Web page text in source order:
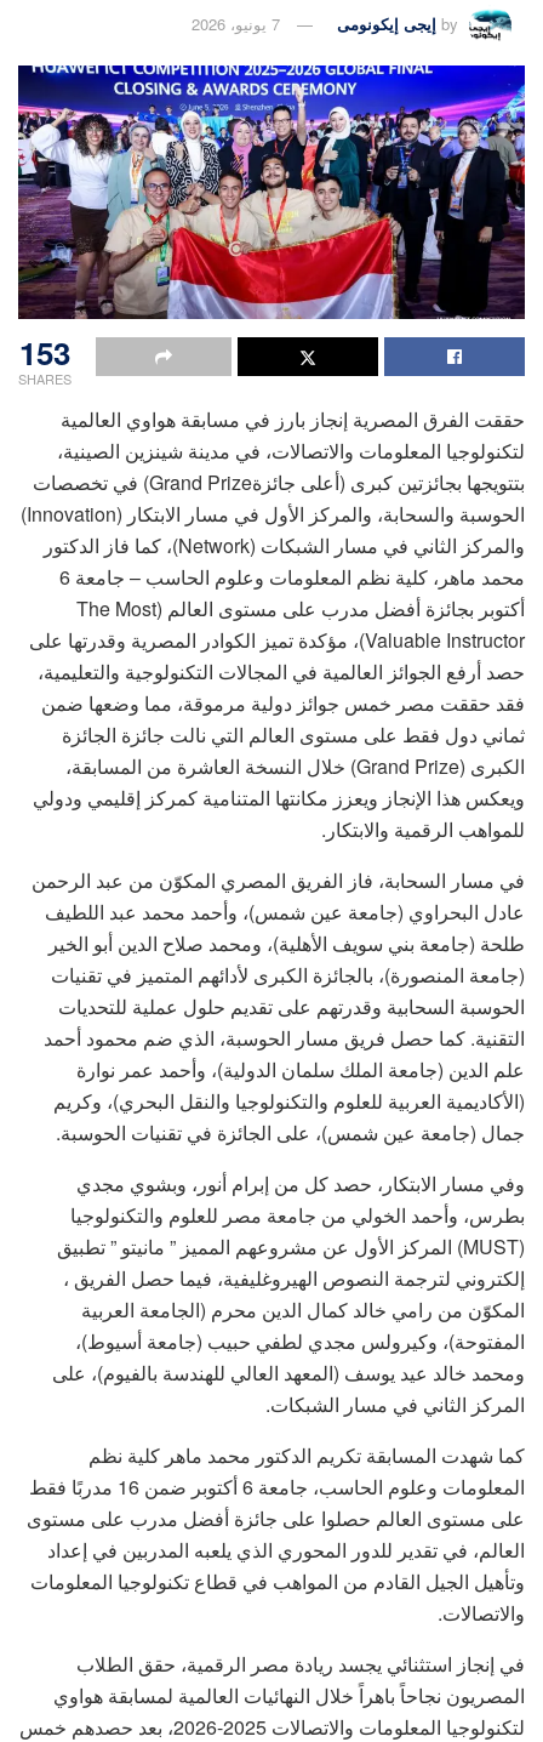
by إيجى إيكونومى 7 يونيو، 2026
153
SHARES
حققت الفرق المصرية إنجاز بارز في مسابقة هواوي العالمية
لتكنولوجيا المعلومات والاتصالات، في مدينة شينزين الصينية،
بتتويجها بجائزتين كبرى (أعلى جائزةGrand Prize) في تخصصات
الحوسبة والسحابة، والمركز الأول في مسار الابتكار (Innovation)
والمركز الثاني في مسار الشبكات (Network)، كما فاز الدكتور
محمد ماهر، كلية نظم المعلومات وعلوم الحاسب – جامعة 6
أكتوبر بجائزة أفضل مدرب على مستوى العالم (The Most
Valuable Instructor)، مؤكدة تميز الكوادر المصرية وقدرتها على
حصد أرفع الجوائز العالمية في المجالات التكنولوجية والتعليمية،
فقد حققت مصر خمس جوائز دولية مرموقة، مما وضعها ضمن
ثماني دول فقط على مستوى العالم التي نالت جائزة الجائزة
الكبرى (Grand Prize) خلال النسخة العاشرة من المسابقة،
ويعكس هذا الإنجاز ويعزز مكانتها المتنامية كمركز إقليمي ودولي
للمواهب الرقمية والابتكار.
في مسار السحابة، فاز الفريق المصري المكوّن من عبد الرحمن
عادل البحراوي (جامعة عين شمس)، وأحمد محمد عبد اللطيف
طلحة (جامعة بني سويف الأهلية)، ومحمد صلاح الدين أبو الخير
(جامعة المنصورة)، بالجائزة الكبرى لأدائهم المتميز في تقنيات
الحوسبة السحابية وقدرتهم على تقديم حلول عملية للتحديات
التقنية. كما حصل فريق مسار الحوسبة، الذي ضم محمود أحمد
علم الدين (جامعة الملك سلمان الدولية)، وأحمد عمر نوارة
(الأكاديمية العربية للعلوم والتكنولوجيا والنقل البحري)، وكريم
جمال (جامعة عين شمس)، على الجائزة في تقنيات الحوسبة.
وفي مسار الابتكار، حصد كل من إبرام أنور، وبشوي مجدي
بطرس، وأحمد الخولي من جامعة مصر للعلوم والتكنولوجيا
(MUST) المركز الأول عن مشروعهم المميز ” مانيتو ” تطبيق
إلكتروني لترجمة النصوص الهيروغليفية، فيما حصل الفريق ،
المكوّن من رامي خالد كمال الدين محرم (الجامعة العربية
المفتوحة)، وكيرولس مجدي لطفي حبيب (جامعة أسيوط)،
ومحمد خالد عيد يوسف (المعهد العالي للهندسة بالفيوم)، على
المركز الثاني في مسار الشبكات.
كما شهدت المسابقة تكريم الدكتور محمد ماهر كلية نظم
المعلومات وعلوم الحاسب، جامعة 6 أكتوبر ضمن 16 مدربًا فقط
على مستوى العالم حصلوا على جائزة أفضل مدرب على مستوى
العالم، في تقدير للدور المحوري الذي يلعبه المدربين في إعداد
وتأهيل الجيل القادم من المواهب في قطاع تكنولوجيا المعلومات
والاتصالات.
في إنجاز استثنائي يجسد ريادة مصر الرقمية، حقق الطلاب
المصريون نجاحاً باهراً خلال النهائيات العالمية لمسابقة هواوي
لتكنولوجيا المعلومات والاتصالات 2025-2026، بعد حصدهم خمس